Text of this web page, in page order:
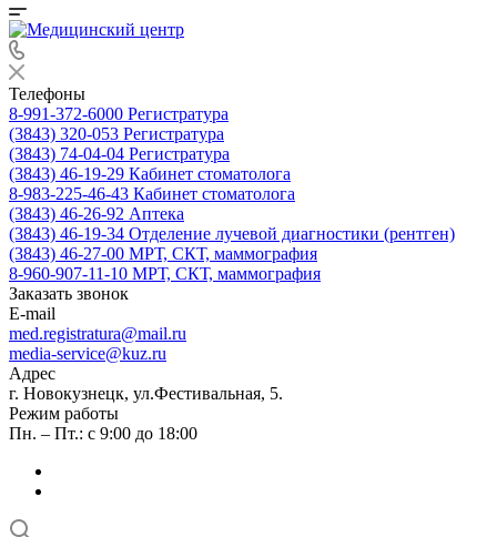
Телефоны
8-991-372-6000 Регистратура
(3843) 320-053 Регистратура
(3843) 74-04-04 Регистратура
(3843) 46-19-29 Кабинет стоматолога
8-983-225-46-43 Кабинет стоматолога
(3843) 46-26-92 Аптека
(3843) 46-19-34 Отделение лучевой диагностики (рентген)
(3843) 46-27-00 МРТ, СКТ, маммография
8-960-907-11-10 МРТ, СКТ, маммография
Заказать звонок
E-mail
med.registratura@mail.ru
media-service@kuz.ru
Адрес
г. Новокузнецк, ул.Фестивальная, 5.
Режим работы
Пн. – Пт.: с 9:00 до 18:00